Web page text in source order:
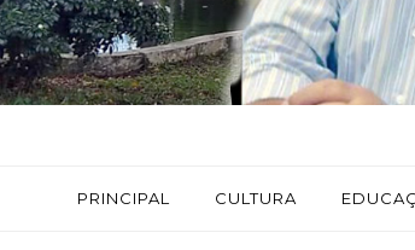
PRINCIPAL CULTURA